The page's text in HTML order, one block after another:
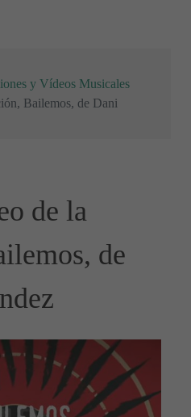
y Vídeos Musicales
Bailemos, de Dani
de la
de